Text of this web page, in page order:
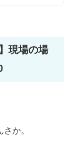
現場の場
か。